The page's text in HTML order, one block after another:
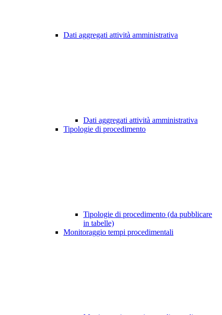
Dati aggregati attività amministrativa
Dati aggregati attività amministrativa
Tipologie di procedimento
Tipologie di procedimento (da pubblicare
in tabelle)
Monitoraggio tempi procedimentali